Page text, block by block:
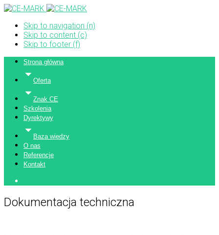
Skip to navigation (n)
Skip to content (c)
Skip to footer (f)
Strona główna
Oferta
Znak CE
Szkolenia
Dyrektywy
Baza wiedzy
O nas
Referencje
Kontakt
Dokumentacja techniczna